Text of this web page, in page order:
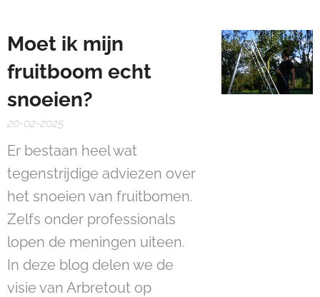
Moet ik mijn
fruitboom echt
snoeien?
20-02-2025
Er bestaan heel wat
tegenstrijdige adviezen over
het snoeien van fruitbomen.
Zelfs onder professionals
lopen de meningen uiteen.
In deze blog delen we de
visie van Arbretout op